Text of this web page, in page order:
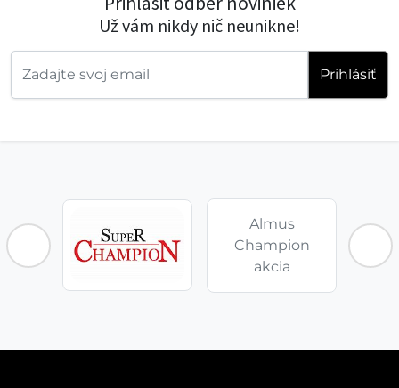
Už vám nikdy nič neunikne!
Prihlásiť
Almus
Champion
akcia